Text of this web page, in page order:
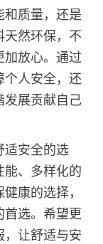
和质量，还是
天然环保，不
加放心。通过
个人安全，还
发展贡献自己
适安全的选
能、多样化的
康的选择，
首选。希望更
，让舒适与安